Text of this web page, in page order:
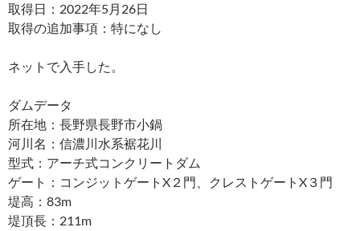
取得日：2022年5月26日
取得の追加事項：特になし
ネットで入手した。
ダムデータ
所在地：長野県長野市小鍋
河川名：信濃川水系裾花川
型式：アーチ式コンクリートダム
ゲート：コンジットゲートX２門、クレストゲートX３門
堤高：83m
堤頂長：211m